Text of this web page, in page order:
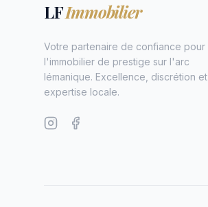
LFImmobilier
Votre partenaire de confiance pour
l'immobilier de prestige sur l'arc
lémanique. Excellence, discrétion et
expertise locale.